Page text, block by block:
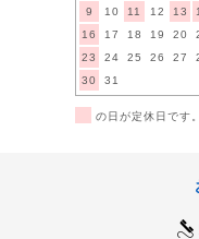
9
10 11 12 13
16
17 18 19 20
23
24 25 26 27
30
31
の日が定休日で